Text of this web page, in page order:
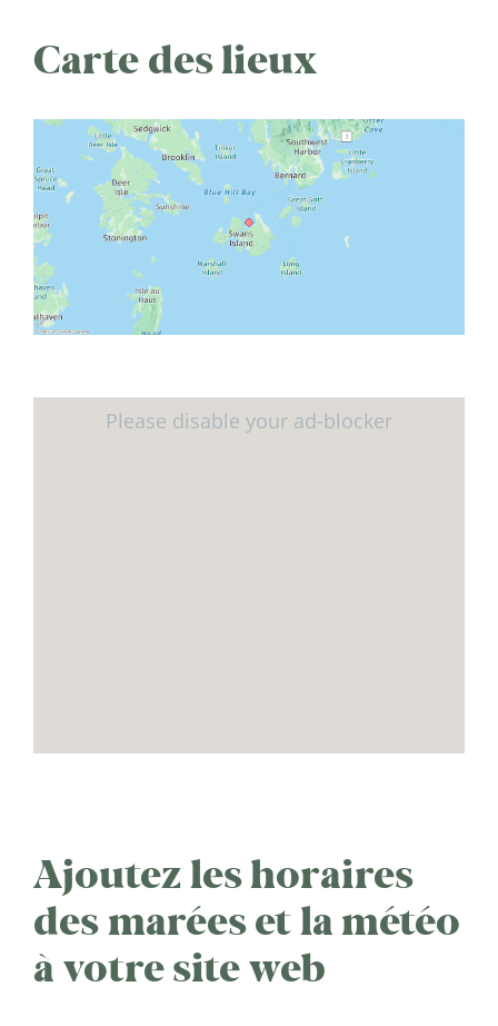
Carte des lieux
Ajoutez les horaires
des marées et la météo
à votre site web